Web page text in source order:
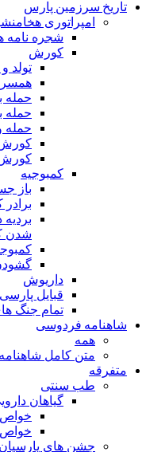
تاریخ سرزمین پارس
امپراتوری
شجره نامه
کورش
تولد
همسر
حمله
حمله
کورش
کورش
کمبوجیه
باز
شدن
داریوش
قبایل
تمام جنگ
شاهنامه فردوسی
همه
متن کامل
متفرقه
طب سنتی
گیاهان
خواص
خواص
جشن های پارسیان